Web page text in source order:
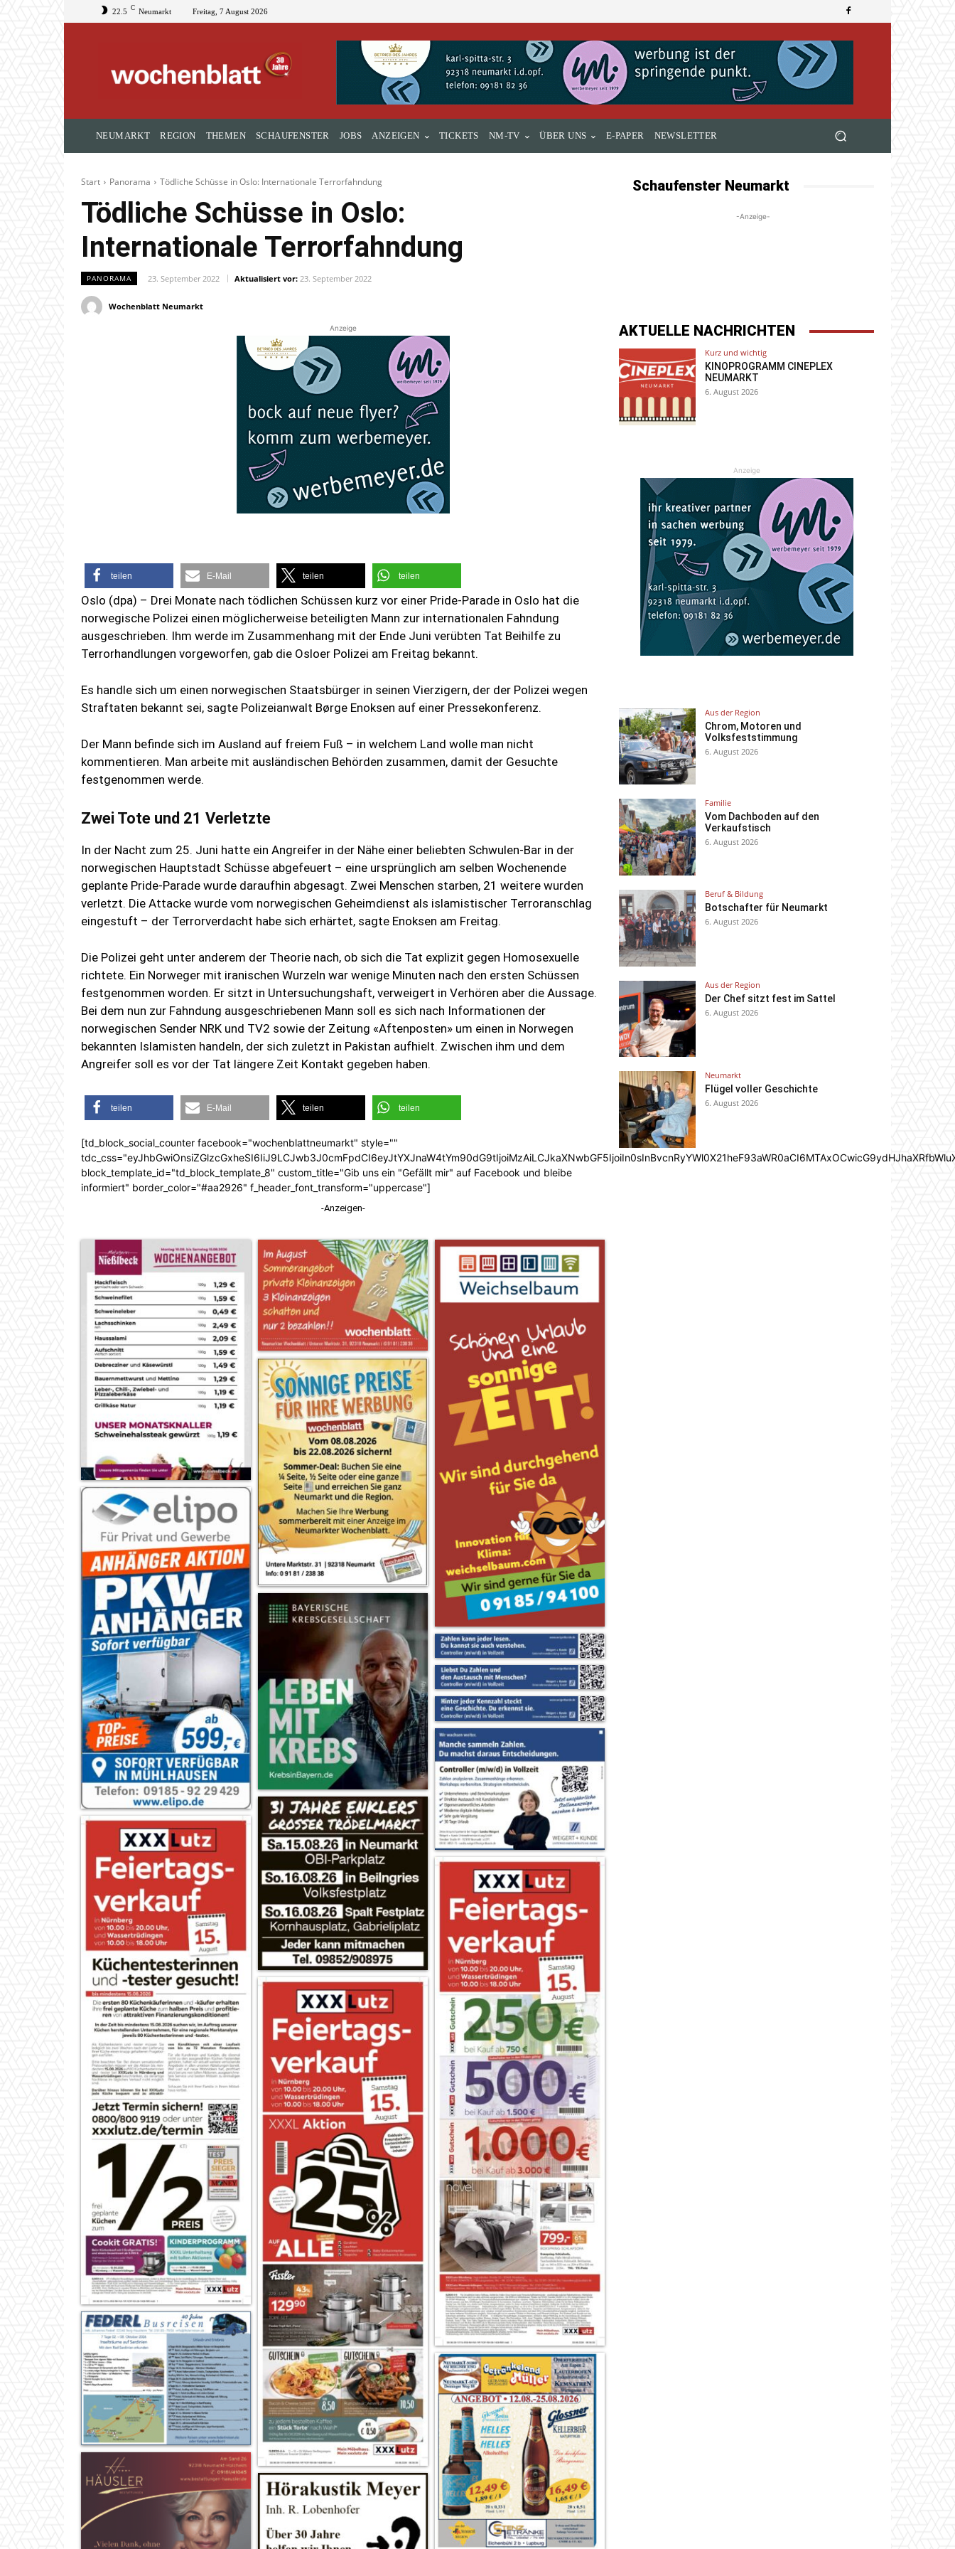
22.5 C Neumarkt Freitag, 7 August 2026
NEUMARKT REGION THEMEN SCHAUFENSTER JOBS ANZEIGEN TICKETS NM-TV ÜBER UNS E-PAPER NEWSLETTER
Start Panorama Tödliche Schüsse in Oslo: Internationale Terrorfahndung
Tödliche Schüsse in Oslo:
Internationale Terrorfahndung
PANORAMA 23. September 2022 Aktualisiert vor: 23. September 2022
Wochenblatt Neumarkt
Schaufenster Neumarkt
-Anzeige-
Anzeige
teilen E-Mail teilen teilen
Oslo (dpa) – Drei Monate nach tödlichen Schüssen kurz vor einer Pride-Parade in Oslo hat die
norwegische Polizei einen möglicherweise beteiligten Mann zur internationalen Fahndung
ausgeschrieben. Ihm werde im Zusammenhang mit der Ende Juni verübten Tat Beihilfe zu
Terrorhandlungen vorgeworfen, gab die Osloer Polizei am Freitag bekannt.
Es handle sich um einen norwegischen Staatsbürger in seinen Vierzigern, der der Polizei wegen
Straftaten bekannt sei, sagte Polizeianwalt Børge Enoksen auf einer Pressekonferenz.
Der Mann befinde sich im Ausland auf freiem Fuß – in welchem Land wolle man nicht
kommentieren. Man arbeite mit ausländischen Behörden zusammen, damit der Gesuchte
festgenommen werde.
Zwei Tote und 21 Verletzte
In der Nacht zum 25. Juni hatte ein Angreifer in der Nähe einer beliebten Schwulen-Bar in der
norwegischen Hauptstadt Schüsse abgefeuert – eine ursprünglich am selben Wochenende
geplante Pride-Parade wurde daraufhin abgesagt. Zwei Menschen starben, 21 weitere wurden
verletzt. Die Attacke wurde vom norwegischen Geheimdienst als islamistischer Terroranschlag
eingestuft – der Terrorverdacht habe sich erhärtet, sagte Enoksen am Freitag.
Die Polizei geht unter anderem der Theorie nach, ob sich die Tat explizit gegen Homosexuelle
richtete. Ein Norweger mit iranischen Wurzeln war wenige Minuten nach den ersten Schüssen
festgenommen worden. Er sitzt in Untersuchungshaft, verweigert in Verhören aber die Aussage.
Bei dem nun zur Fahndung ausgeschriebenen Mann soll es sich nach Informationen der
norwegischen Sender NRK und TV2 sowie der Zeitung «Aftenposten» um einen in Norwegen
bekannten Islamisten handeln, der sich zuletzt in Pakistan aufhielt. Zwischen ihm und dem
Angreifer soll es vor der Tat längere Zeit Kontakt gegeben haben.
teilen E-Mail teilen teilen
[td_block_social_counter facebook="wochenblattneumarkt" style=""
block_template_id="td_block_template_8" custom_title="Gib uns ein "Gefällt mir" auf Facebook und bleibe
informiert" border_color="#aa2926" f_header_font_transform="uppercase"]
-Anzeigen-
AKTUELLE NACHRICHTEN
Kurz und wichtig
KINOPROGRAMM CINEPLEX
NEUMARKT
6. August 2026
Anzeige
Aus der Region
Chrom, Motoren und
Volksfeststimmung
6. August 2026
Familie
Vom Dachboden auf den
Verkaufstisch
6. August 2026
Beruf & Bildung
Botschafter für Neumarkt
6. August 2026
Aus der Region
Der Chef sitzt fest im Sattel
6. August 2026
Neumarkt
Flügel voller Geschichte
6. August 2026